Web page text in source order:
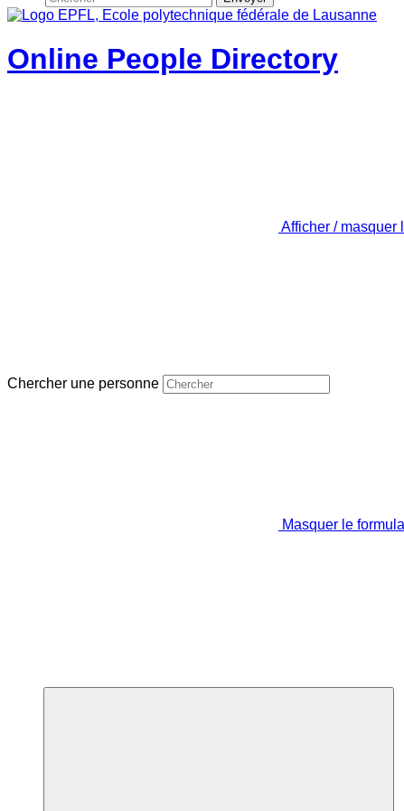
Online People Directory
Afficher / masquer
Chercher une personne
Masquer le